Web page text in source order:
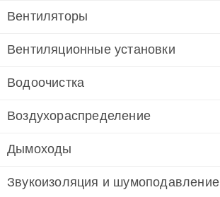
Вентиляторы
Вентиляционные установки
Водоочистка
Воздухораспределение
Дымоходы
Звукоизоляция и шумоподавление